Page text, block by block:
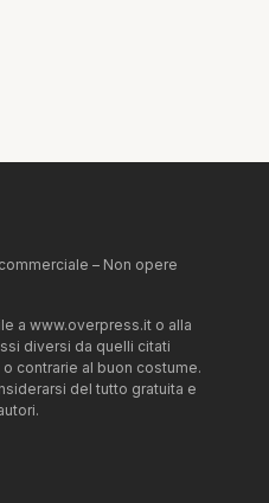
– Non opere
a www.overpress.it o alla
diversi da quelli citati
contrarie al buon costume.
del tutto gratuita e